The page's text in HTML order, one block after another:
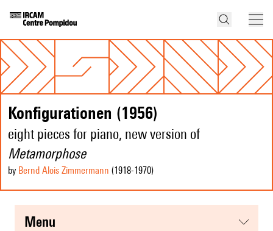
Konfigurationen (1956)
eight pieces for piano, new version of
Metamorphose
by Bernd Alois Zimmermann (1918-1970)
menu